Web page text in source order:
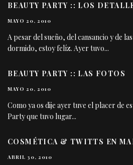
BEAUTY PARTY :: LOS
MAYO 20, 2010
A pesar del sueño, del cansancio y de
dormido, estoy felíz. Ayer tuvo...
BEAUTY PARTY :: LAS FOTOS
MAYO 20, 2010
Como ya os dije ayer tuve el placer de
Party que tuvo lugar...
COSMÉTICA & TWITTS EN
ABRIL 30, 2010